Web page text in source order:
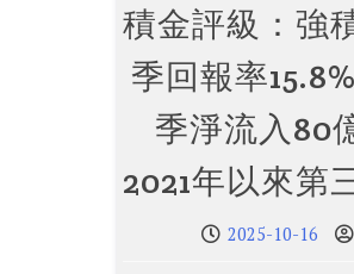
積金評級：強
季回報率
季淨流入80
2021年以來第
2025-10-16